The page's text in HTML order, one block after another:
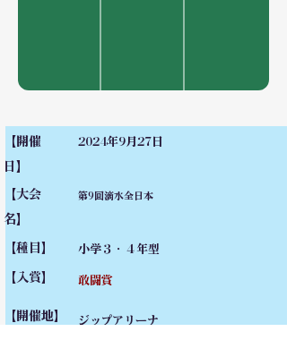
【開催
日】
2024年9月27日
【大会
名】
第9回滴水全日本
【種目】 小学３・４年型
【入賞】 敢闘賞
【開催地】 ジップアリーナ